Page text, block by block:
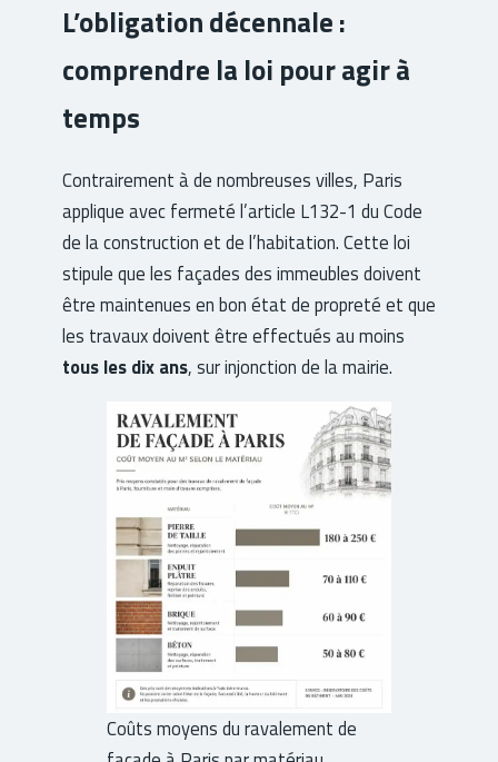
L’obligation décennale :
comprendre la loi pour agir à
temps
Contrairement à de nombreuses villes, Paris
applique avec fermeté l’article L132-1 du Code
de la construction et de l’habitation. Cette loi
stipule que les façades des immeubles doivent
être maintenues en bon état de propreté et que
les travaux doivent être effectués au moins
tous les dix ans, sur injonction de la mairie.
Coûts moyens du ravalement de